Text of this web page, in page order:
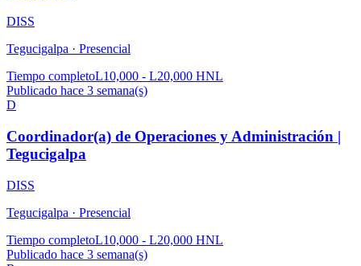
DISS
Tegucigalpa · Presencial
Tiempo completoL10,000 - L20,000 HNL
Publicado hace 3 semana(s)
D
Coordinador(a) de Operaciones y Administración |
Tegucigalpa
DISS
Tegucigalpa · Presencial
Tiempo completoL10,000 - L20,000 HNL
Publicado hace 3 semana(s)